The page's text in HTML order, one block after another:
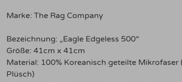
5.00von 5,
Kundenbewertungen
Marke: The Rag Company
Bezeichnung: „Eagle Edgeless 500“
Größe: 41cm x 41cm
Material: 100% Koreanisch geteilte Mikrofaser
Plüsch)